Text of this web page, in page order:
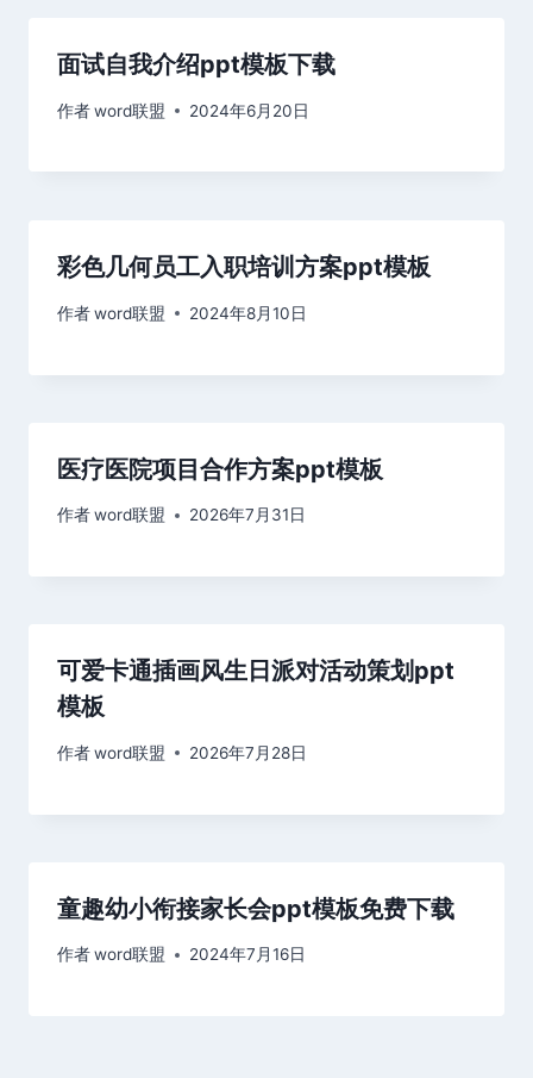
面试自我介绍ppt模板下载
作者word联盟 2024年6月20日
彩色几何员工入职培训方案ppt模板
作者word联盟 2024年8月10日
医疗医院项目合作方案ppt模板
作者word联盟 2026年7月31日
可爱卡通插画风生日派对活动策划ppt
模板
作者word联盟 2026年7月28日
童趣幼小衔接家长会ppt模板免费下载
作者word联盟 2024年7月16日